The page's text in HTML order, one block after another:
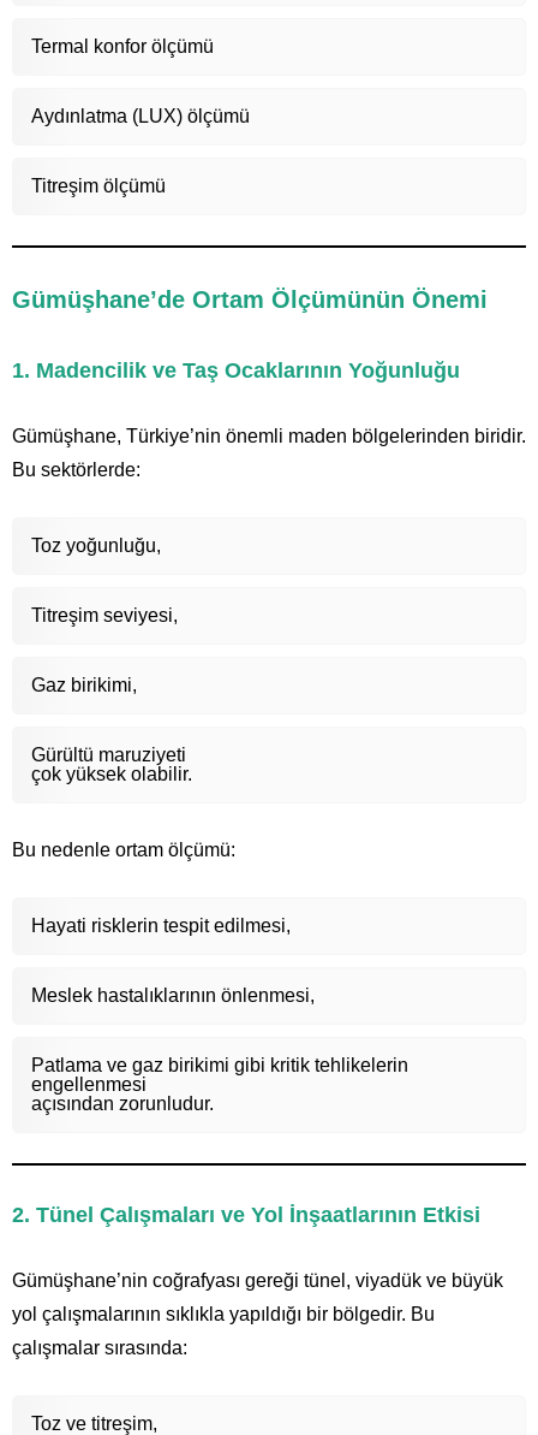
Termal konfor ölçümü
Aydınlatma (LUX) ölçümü
Titreşim ölçümü
Gümüşhane’de Ortam Ölçümünün Önemi
1. Madencilik ve Taş Ocaklarının Yoğunluğu
Gümüşhane, Türkiye’nin önemli maden bölgelerinden biridir.
Bu sektörlerde:
Toz yoğunluğu,
Titreşim seviyesi,
Gaz birikimi,
Gürültü maruziyeti
çok yüksek olabilir.
Bu nedenle ortam ölçümü:
Hayati risklerin tespit edilmesi,
Meslek hastalıklarının önlenmesi,
Patlama ve gaz birikimi gibi kritik tehlikelerin
engellenmesi
açısından zorunludur.
2. Tünel Çalışmaları ve Yol İnşaatlarının Etkisi
Gümüşhane’nin coğrafyası gereği tünel, viyadük ve büyük
yol çalışmalarının sıklıkla yapıldığı bir bölgedir. Bu
çalışmalar sırasında:
Toz ve titreşim,